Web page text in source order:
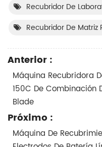
Recubridor De
Recubridor De Matriz
Anterior :
Máquina Recubridora
150C De Combinación
Blade
Próximo :
Máquina De